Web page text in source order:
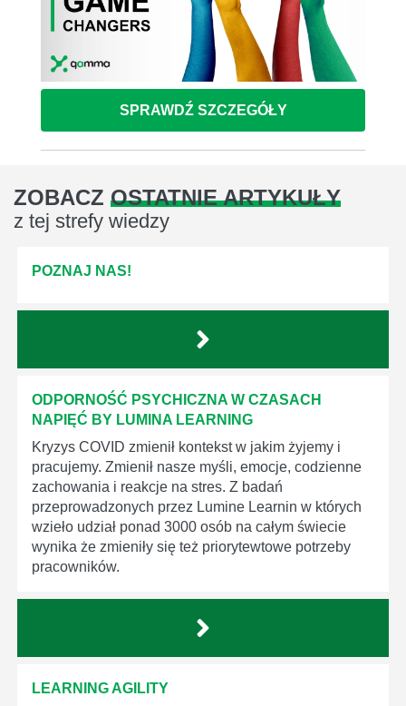
SPRAWDŹ SZCZEGÓŁY
ZOBACZ OSTATNIE ARTYKUŁY
z tej strefy wiedzy
POZNAJ NAS!
ODPORNOŚĆ PSYCHICZNA W CZASACH
NAPIĘĆ BY LUMINA LEARNING
Kryzys COVID zmienił kontekst w jakim żyjemy i
pracujemy. Zmienił nasze myśli, emocje, codzienne
zachowania i reakcje na stres. Z badań
przeprowadzonych przez Lumine Learnin w których
wzieło udział ponad 3000 osób na całym świecie
wynika że zmieniły się też priorytewtowe potrzeby
pracowników.
LEARNING AGILITY